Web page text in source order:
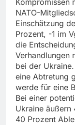
Kompromissen
NATO-
Einschätzung
Prozent, -1 im
die
Verhandlungen
bei der
eine Abtretung
werde für eine
Bei einer
Ukraine äußern
40 Prozent